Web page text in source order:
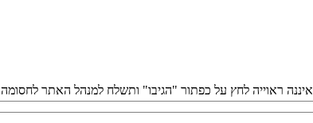
ראוייה לחץ על כפתור "הגיבו" ותשלח למנהל האתר לחסומה